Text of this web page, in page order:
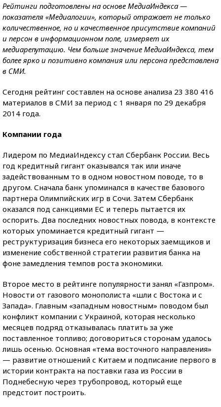
Рейтинги подготовлены на основе МедиаИндекса —
показателя «Медиалогии», который отражает не только
количественное, но и качественное присутствие компаний
и персон в информационном поле, измеряет их
медиарепутацию. Чем больше значение МедиаИндекса, тем
более ярко и позитивно компания или персона представлена
в СМИ.
Сегодня рейтинг составлен на основе анализа 23 380 416
материалов в СМИ за период с 1 января по 29 декабря
2014 года.
Компании года
Лидером по МедиаИндексу стал Сбербанк России. Весь
год кредитный гигант оказывался так или иначе
задействованным то в одном новостном поводе, то в
другом. Сначала банк упоминался в качестве базового
партнера Олимпийских игр в Сочи. Затем Сбербанк
оказался под санкциями ЕС и теперь пытается их
оспорить. Два последних новостных повода, в контексте
которых упоминается кредитный гигант —
реструктуризация бизнеса его некоторых заемщиков и
изменение собственной стратегии развития банка на
фоне замедления темпов роста экономики.
Второе место в рейтинге популярности занял «Газпром».
Новости от газового монополиста «шли с Востока и с
Запада». Главным «западным новостным» поводом был
конфликт компании с Украиной, которая несколько
месяцев подряд отказывалась платить за уже
поставленное топливо; договориться сторонам удалось
лишь осенью. Основная «тема восточного направления»
— развитие отношений с Китаем и подписание первого в
истории контракта на поставки газа из России в
Поднебесную через трубопровод, который еще
предстоит построить.